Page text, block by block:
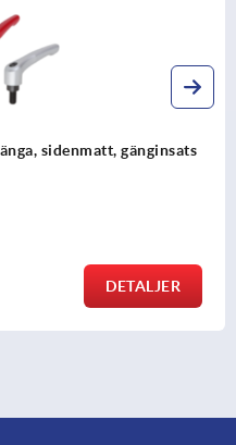
sidenmatt, gänginsats
DETALJER